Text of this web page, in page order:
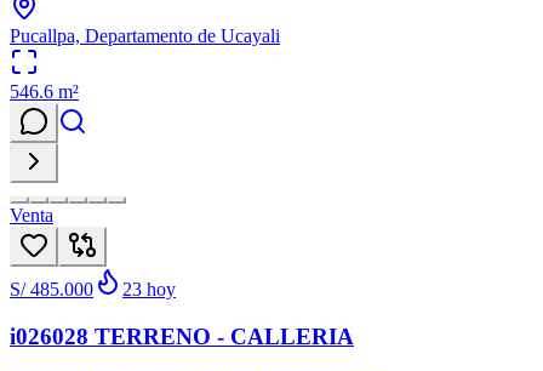
Pucallpa, Departamento de Ucayali
546.6 m²
Venta
S/ 485.000 23 hoy
i026028 TERRENO - CALLERIA